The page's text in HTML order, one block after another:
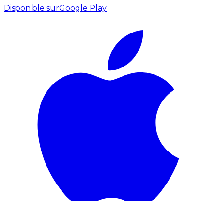
Disponible surGoogle Play